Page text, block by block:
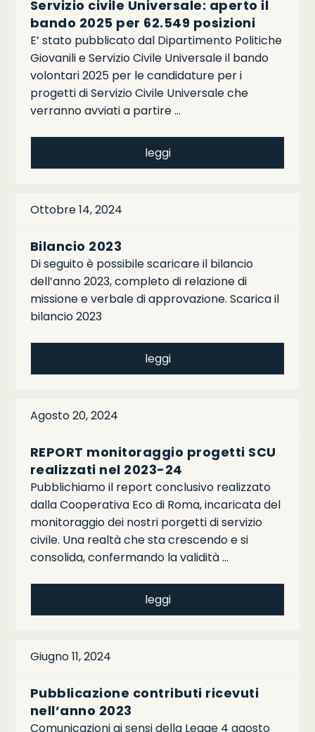
Servizio civile Universale: aperto il
bando 2025 per 62.549 posizioni
E’ stato pubblicato dal Dipartimento Politiche
Giovanili e Servizio Civile Universale il bando
volontari 2025 per le candidature per i
progetti di Servizio Civile Universale che
verranno avviati a partire …
leggi
Ottobre 14, 2024
Bilancio 2023
Di seguito è possibile scaricare il bilancio
dell’anno 2023, completo di relazione di
missione e verbale di approvazione. Scarica il
bilancio 2023
leggi
Agosto 20, 2024
REPORT monitoraggio progetti SCU
realizzati nel 2023-24
Pubblichiamo il report conclusivo realizzato
dalla Cooperativa Eco di Roma, incaricata del
monitoraggio dei nostri porgetti di servizio
civile. Una realtà che sta crescendo e si
consolida, confermando la validità …
leggi
Giugno 11, 2024
Pubblicazione contributi ricevuti
nell’anno 2023
Comunicazioni ai sensi della Legge 4 agosto